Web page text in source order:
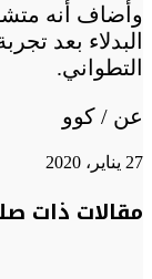
وأضاف أنه
البدلاء بعد
التطواني.
عن / كوو
27 يناير، 2020
عبر
البريد
مقالات ذات